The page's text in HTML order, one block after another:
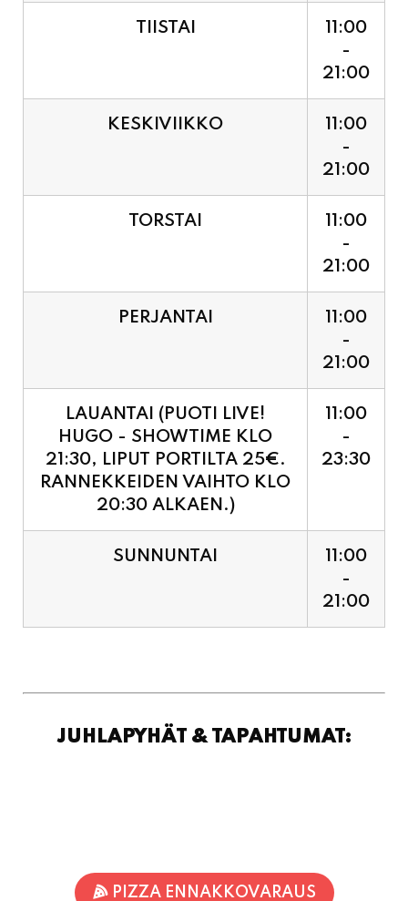
TIISTAI
11:00
-
21:00
KESKIVIIKKO
11:00
-
21:00
TORSTAI
11:00
-
21:00
PERJANTAI
11:00
-
21:00
LAUANTAI (PUOTI LIVE!
HUGO - SHOWTIME KLO
21:30, LIPUT PORTILTA 25€.
RANNEKKEIDEN VAIHTO KLO
20:30 ALKAEN.)
11:00
-
23:30
SUNNUNTAI
11:00
-
21:00
JUHLAPYHÄT & TAPAHTUMAT:
PIZZA ENNAKKOVARAUS